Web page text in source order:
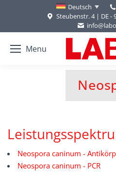
Deutsch
Steubenstr. 4 | DE -
Menu
Sie befinden
Neospora caninum -
Neospora caninum - PCR